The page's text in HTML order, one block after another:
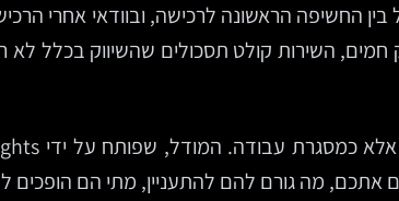
בין החשיפה הראשונה לרכישה, ובוודאי